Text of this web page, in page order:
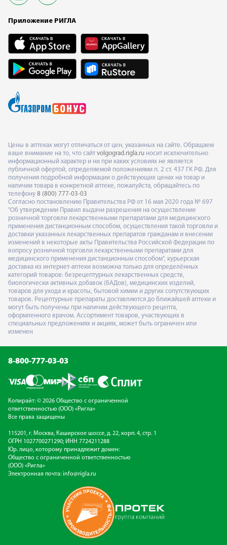
Приложение РИГЛА
Цены в аптеках могут отличаться от цен, указанных на сайте. Обращаем
ваше внимание на то, что сайт volgograd.rigla.ru носит исключительно
информационный характер и ни при каких условиях не является
публичной офертой, определяемой положениями п. 2 ст. 437 ГК РФ. Для
получения подробной информации о действующих ценах на товар и
наличии товара в конкретной аптеке, пожалуйста, обращайтесь по
телефону 8 (800) 777-03-03
Согласно постановлению Правительства РФ от 16 мая 2020 года № 697
"Об утверждении Правил выдачи разрешения на осуществление
розничной торговли лекарственными препаратами для медицинского
применения дистанционным способом, осуществления такой торговли и
доставки указанных лекарственных препаратов гражданам и внесении
изменений в некоторые акты Правительства Российской Федерации по
вопросу розничной торговли лекарственными препаратами для
медицинского применения дистанционным способом", курьерская
доставка из интернет-аптеки возможна только для определённых
категорий товаров: безрецептурных лекарственных средств,
биологически активных добавок (БАДов), медицинских изделий,
товаров для ухода и красоты, бытовой химии и других сопутствующих
товаров. Рецептурные препараты доставляются до ближайшей аптеки и
могут быть получены при наличии действующего рецепта,
оформленного врачом. Ассортимент товаров, участвующих в
специальных предложениях и акциях, может быть ограничен или
изменен
8-800-777-03-03
Копирайт: © 2026 Общество с ограниченной
ответственностью (ООО) «Ригла»
Все права защищены
115201, г. Москва, Каширское шоссе, д. 22, корп. 4, стр. 1
ОГРН 1027700271290; ИНН 7724211288
Юр. лицо, которому принадлежит домен:
Общество с ограниченной ответственностью
(ООО) «Ригла»
Электронная почта: info@rigla.ru